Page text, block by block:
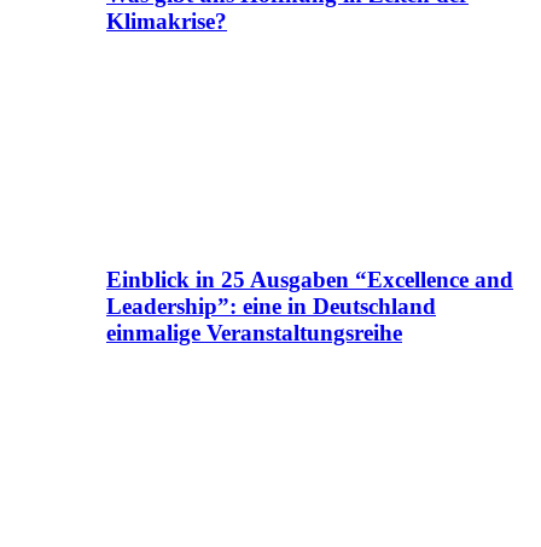
Klimakrise?
Einblick in 25 Ausgaben “Excellence and
Leadership”: eine in Deutschland
einmalige Veranstaltungsreihe